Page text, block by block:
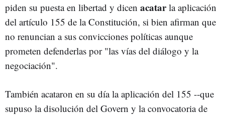
piden su puesta en libertad y dicen acatarla aplicación
del artículo 155 de la Constitución, si bien afirman que
no renuncian a sus convicciones políticas aunque
prometen defenderlas por "las vías del diálogo y la
negociación".
También acataron en su día la aplicación del 155 --que
supuso la disolución del Govern y la convocatoria de